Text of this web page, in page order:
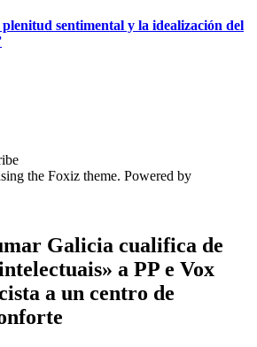
sentimental y la idealización del
the Foxiz theme. Powered by
Galicia cualifica de
a PP e Vox
a un centro de